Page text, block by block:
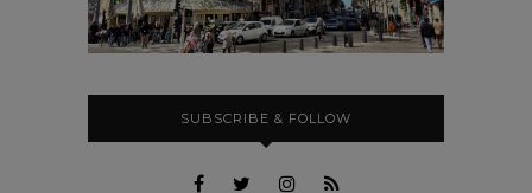
SUBSCRIBE & FOLLOW